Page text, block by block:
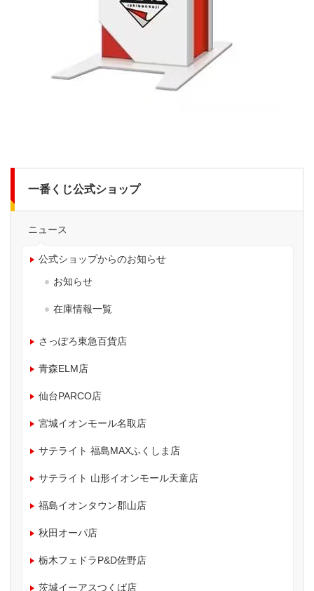
一番くじ公式ショップ
ニュース
公式ショップからのお知らせ
お知らせ
在庫情報一覧
さっぽろ東急百貨店
青森ELM店
仙台PARCO店
宮城イオンモール名取店
サテライト 福島MAXふくしま店
サテライト 山形イオンモール天童店
福島イオンタウン郡山店
秋田オーパ店
栃木フェドラP&D佐野店
茨城イーアスつくば店